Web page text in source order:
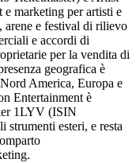
e marketing per artisti e
arene e festival di rilievo
e accordi di
per la vendita di
geografica è
America, Europa e
Entertainment è
1LYV (ISIN
strumenti esteri, e resta